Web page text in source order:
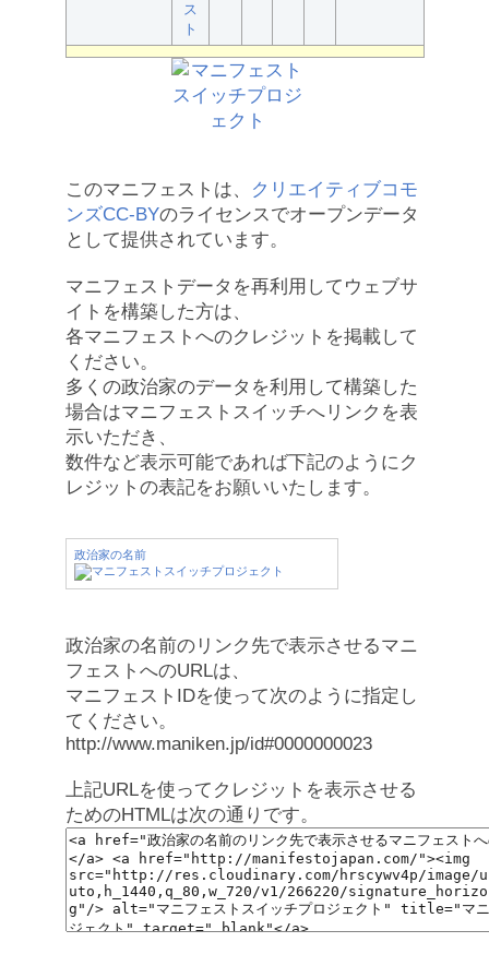
ス
ト
このマニフェストは、
クリエイティブコモ
ンズCC-BYのライセンスでオープンデータ
として提供されています。
マニフェストデータを再利用してウェブサ
イトを構築した方は、
各マニフェストへのクレジットを掲載して
ください。
多くの政治家のデータを利用して構築した
場合はマニフェストスイッチへリンクを表
示いただき、
数件など表示可能であれば下記のようにク
レジットの表記をお願いいたします。
政治家の名前
政治家の名前のリンク先で表示させるマニ
フェストへのURLは、
マニフェストIDを使って次のように指定し
てください。
http://www.maniken.jp/id#0000000023
上記URLを使ってクレジットを表示させる
ためのHTMLは次の通りです。